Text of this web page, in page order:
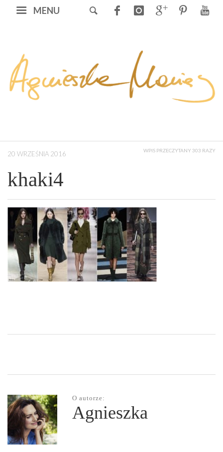
MENU
20 WRZEŚNIA 2016 WPIS PRZECZYTANY 303 RAZY
khaki4
O autorze:
Agnieszka